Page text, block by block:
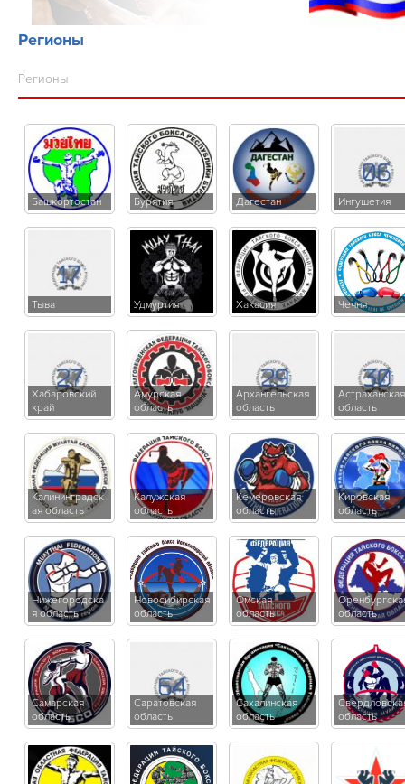
09.04.19
Одинцовский район, дом
Регионы
Регионы
Башкортостан Бурятия Дагестан Ингушетия
Тыва Удмуртия Хакасия Чечня
Хабаровский
край
Амурская
область
Архангельская
область
Астраханская
область
Калининградск
ая область
Калужская
область
Кемеровская
область
Кировская
область
Нижегородска
я область
Новосибирская
область
Омская
область
область
Самарская
область
Саратовская
область
Сахалинская
область
область